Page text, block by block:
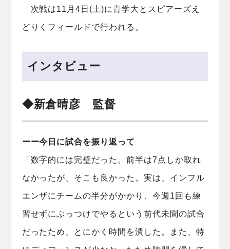
次戦は11月4日(土)に青学大とスピアーズえ
どりくフィールドで行われる。
インタビュー
◆新倉晴彦 監督
ーー今日に試合を振り返って
「数字的には完璧だった。前半は7点しか取れ
なかったが、そこも良かった。実は、インフル
エンザにチームの半分がかかり、今週1回も練
習せずにぶっつけでやるという前代未聞の試合
だったため、とにかく時間を潰した。また、特